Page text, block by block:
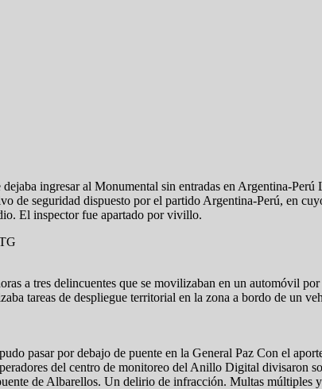
ingresar al Monumental sin entradas en Argentina-
de seguridad dispuesto por el partido Argentina-Perú, en
El inspector fue apartado por vivillo.
a tres delincuentes que se movilizaban en un automóvil
tareas de despliegue territorial en la zona a bordo de un
pasar por debajo de puente en la General Paz Con el
del centro de monitoreo del Anillo Digital divisaron
de Albarellos. Un delirio de infracción. Multas múltiples